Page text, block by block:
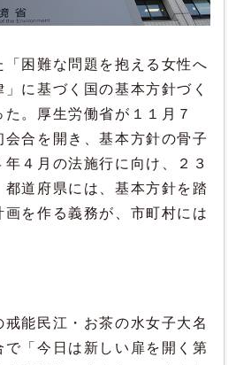
困難な問題を抱える女性へ
に基づく国の基本方針づく
。厚生労働省が１１月７
会合を開き、基本方針の骨子
４月の法施行に向け、２３
道府県には、基本方針を踏
画を作る義務が、市町村には
能民江・お茶の水女子大名
「今日は新しい扉を開く第